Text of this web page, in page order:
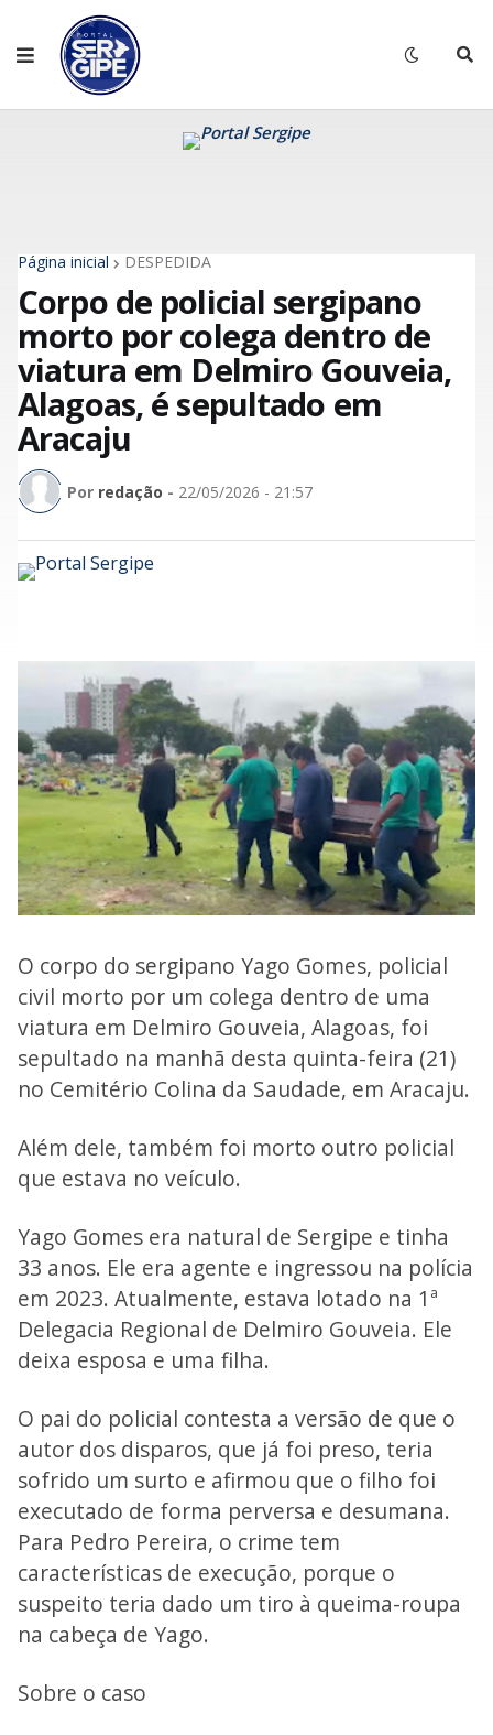
Página inicial DESPEDIDA
Corpo de policial sergipano
morto por colega dentro de
viatura em Delmiro Gouveia,
Alagoas, é sepultado em
Aracaju
Por redação - 22/05/2026 - 21:57
O corpo do sergipano Yago Gomes, policial
civil morto por um colega dentro de uma
viatura em Delmiro Gouveia, Alagoas, foi
sepultado na manhã desta quinta-feira (21)
no Cemitério Colina da Saudade, em Aracaju.
Além dele, também foi morto outro policial
que estava no veículo.
Yago Gomes era natural de Sergipe e tinha
33 anos. Ele era agente e ingressou na polícia
em 2023. Atualmente, estava lotado na 1ª
Delegacia Regional de Delmiro Gouveia. Ele
deixa esposa e uma filha.
O pai do policial contesta a versão de que o
autor dos disparos, que já foi preso, teria
sofrido um surto e afirmou que o filho foi
executado de forma perversa e desumana.
Para Pedro Pereira, o crime tem
características de execução, porque o
suspeito teria dado um tiro à queima-roupa
na cabeça de Yago.
Sobre o caso